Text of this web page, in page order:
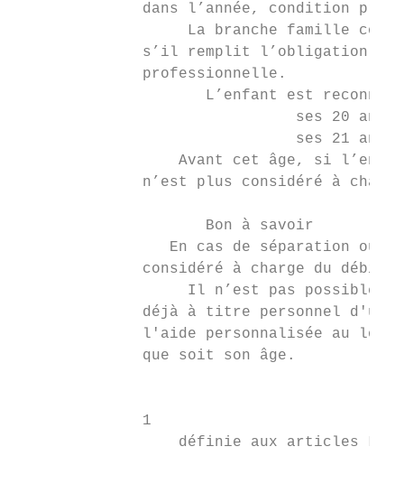
dans l’année, condition
La branche famille
s’il remplit l’obligation
              professionnelle.
L’enfant est reconnu
                               ses 20 ans ;
ses 21 ans
Avant cet âge, si
n’est plus considéré à
                     Bon à savoir
En cas de séparation ou
considéré à charge du
Il n’est pas possible
déjà à titre personnel
l'aide personnalisée au
              que soit son âge.
              1
définie aux articles L.